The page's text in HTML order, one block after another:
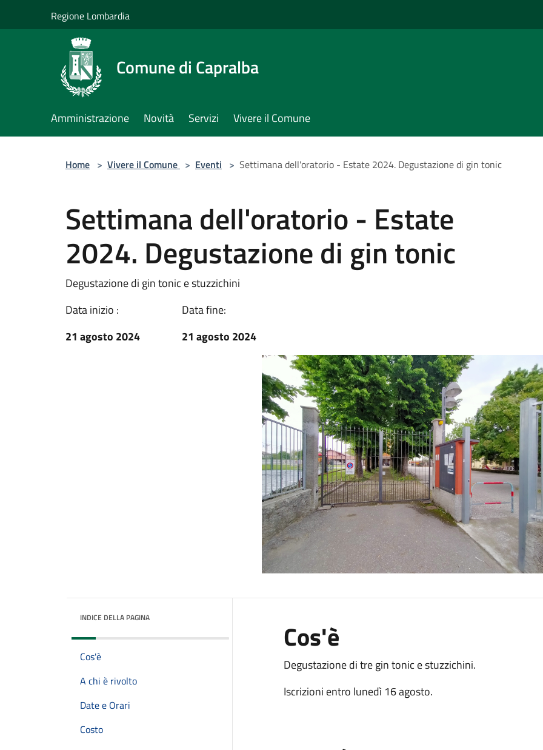
Regione Lombardia
Comune di Capralba
Amministrazione Novità Servizi Vivere il Comune
Home > Vivere il Comune > Eventi > Settimana dell'oratorio - Estate 2024. Degustazione di gin tonic
Settimana dell'oratorio - Estate
2024. Degustazione di gin tonic
Degustazione di gin tonic e stuzzichini
Data inizio :
21 agosto 2024
Data fine:
21 agosto 2024
INDICE DELLA PAGINA
Cos'è
A chi è rivolto
Date e Orari
Costo
Cos'è
Degustazione di tre gin tonic e stuzzichini.
Iscrizioni entro lunedì 16 agosto.